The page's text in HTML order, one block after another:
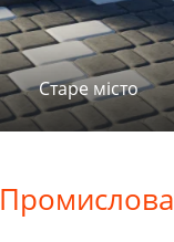
Старе місто
Промислова